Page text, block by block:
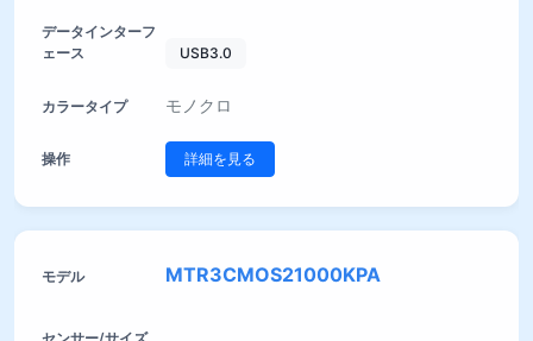
USB3.0
モノクロ
詳細を見る
MTR3CMOS21000KPA